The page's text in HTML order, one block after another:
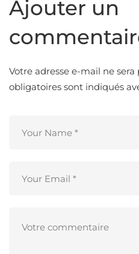
Ajouter un
Votre adresse e-mail ne sera
obligatoires sont indiqués